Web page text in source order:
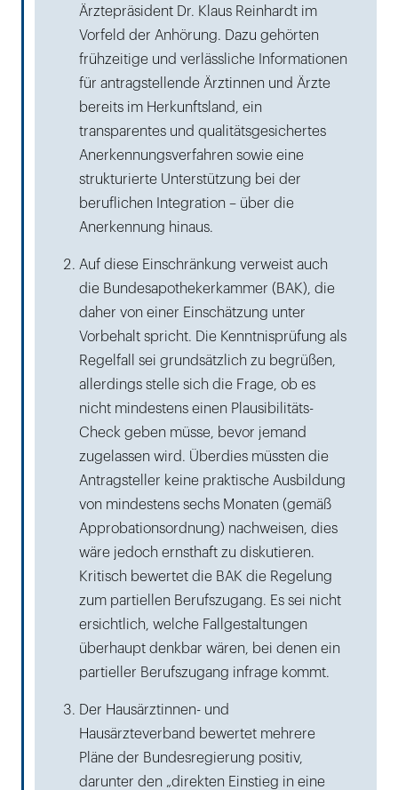
Ärztepräsident Dr. Klaus Reinhardt im
Vorfeld der Anhörung. Dazu gehörten
frühzeitige und verlässliche Informationen
für antragstellende Ärztinnen und Ärzte
bereits im Herkunftsland, ein
transparentes und qualitätsgesichertes
Anerkennungsverfahren sowie eine
strukturierte Unterstützung bei der
beruflichen Integration – über die
Anerkennung hinaus.
Auf diese Einschränkung verweist auch
die Bundesapothekerkammer (BAK), die
daher von einer Einschätzung unter
Vorbehalt spricht. Die Kenntnisprüfung als
Regelfall sei grundsätzlich zu begrüßen,
allerdings stelle sich die Frage, ob es
nicht mindestens einen Plausibilitäts-
Check geben müsse, bevor jemand
zugelassen wird. Überdies müssten die
Antragsteller keine praktische Ausbildung
von mindestens sechs Monaten (gemäß
Approbationsordnung) nachweisen, dies
wäre jedoch ernsthaft zu diskutieren.
Kritisch bewertet die BAK die Regelung
zum partiellen Berufszugang. Es sei nicht
ersichtlich, welche Fallgestaltungen
überhaupt denkbar wären, bei denen ein
partieller Berufszugang infrage kommt.
Der Hausärztinnen- und
Hausärzteverband bewertet mehrere
Pläne der Bundesregierung positiv,
darunter den „direkten Einstieg in eine